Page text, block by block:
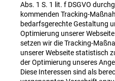
Abs. 1 S. 1 lit. f DSGVO
kommenden Tracking-
bedarfsgerechte Gestaltung
Optimierung unserer
setzen wir die Tracking-
unserer Webseite statistisch
der Optimierung unseres
Diese Interessen sind als